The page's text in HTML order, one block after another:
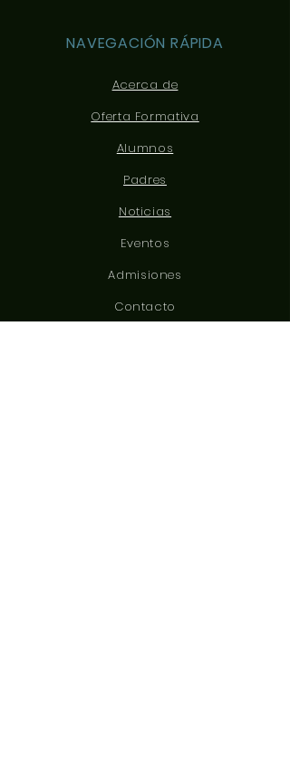
NAVEGACIÓN RÁPIDA
Acerca de
Oferta Formativa
Alumnos
Padres
Noticias
Eventos
Admisiones
Contacto